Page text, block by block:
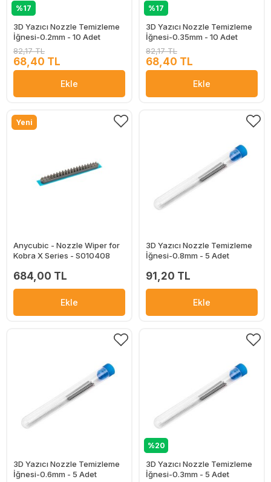
%17
3D Yazıcı Nozzle Temizleme
İğnesi-0.2mm - 10 Adet
82,17 TL
68,40 TL
Ekle
%17
3D Yazıcı Nozzle Temizleme
İğnesi-0.35mm - 10 Adet
82,17 TL
68,40 TL
Ekle
Yeni
Anycubic - Nozzle Wiper for
Kobra X Series - S010408
684,00 TL
Ekle
3D Yazıcı Nozzle Temizleme
İğnesi-0.8mm - 5 Adet
91,20 TL
Ekle
3D Yazıcı Nozzle Temizleme
İğnesi-0.6mm - 5 Adet
%20
3D Yazıcı Nozzle Temizleme
İğnesi-0.3mm - 5 Adet